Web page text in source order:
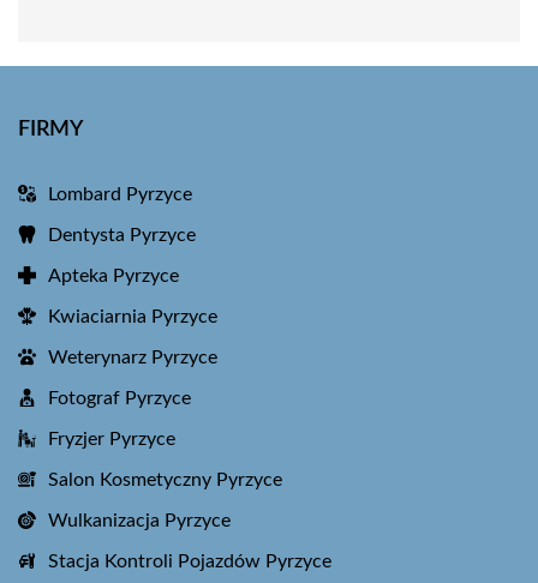
FIRMY
Lombard Pyrzyce
Dentysta Pyrzyce
Apteka Pyrzyce
Kwiaciarnia Pyrzyce
Weterynarz Pyrzyce
Fotograf Pyrzyce
Fryzjer Pyrzyce
Salon Kosmetyczny Pyrzyce
Wulkanizacja Pyrzyce
Stacja Kontroli Pojazdów Pyrzyce